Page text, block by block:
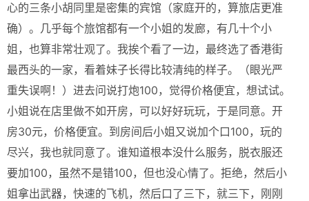
心的三条小胡同里是密集的宾馆（家庭开的，算旅店更准
确）。几乎每个旅馆都有一个小姐的发廊，有几十个小
姐，也算非常壮观了。我挨个看了一边，最终选了香港街
最西头的一家，看着妹子长得比较清纯的样子。（眼光严
重失误啊！）进去问说打炮100，觉得价格便宜，想试试。
小姐说在店里做不如开房，可以好好玩玩，于是同意。开
房30元，价格便宜。到房间后小姐又说加个口100，玩的
尽兴，我也就同意了。谁知道根本没什么服务，脱衣服还
要加100，虽然不是错100，但也没心情了。拒绝，然后小
姐拿出武器，快速的飞机，然后口了三下，就三下，刚刚